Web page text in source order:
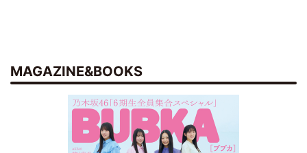
MAGAZINE&BOOKS